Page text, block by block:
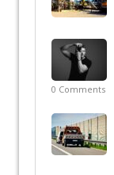
0 Comments